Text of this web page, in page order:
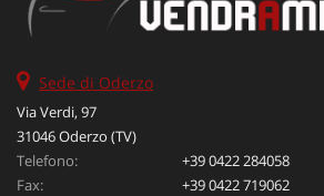
Sede di Oderzo
Via Verdi, 97
31046 Oderzo (TV)
Telefono:
+39 0422 284058
Fax:
+39 0422 719062